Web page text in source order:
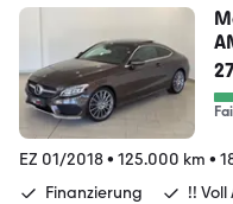
EZ 01/2018• 125.000 km •
Finanzierung
!!